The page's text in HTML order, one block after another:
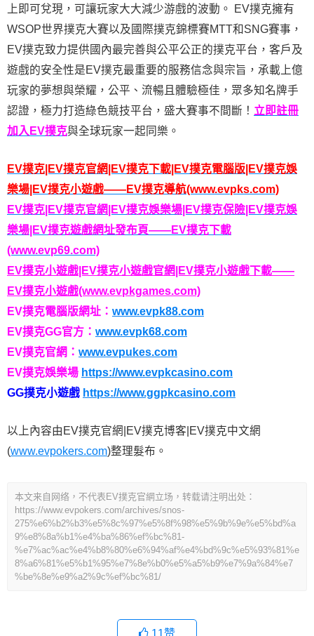
上即可兌現，可讓玩家大大減少游戲的波動。 EV撲克擁有
WSOP世界撲克大賽以及國際撲克錦標賽MTT和SNG賽事，
EV撲克致力提供國內最完善與公平公正的撲克平台，客戶及
遊戲的安全性是EV撲克最重要的服務信念與宗旨，承載上億
玩家的夢想與榮耀，公平、流暢且體驗極佳，眾多知名牌手
認證，極力打造綠色競技平台，盛大賽事不間斷！ 立即註冊
加入EV撲克與全球玩家一起同樂。
EV撲克|EV撲克官網|EV撲克下載|EV撲克電腦版|EV撲克娛
樂場|EV撲克小遊戲——EV撲克導航(www.evpks.com)
EV撲克|EV撲克官網|EV撲克娛樂場|EV撲克保險|EV撲克娛
樂場|EV撲克遊戲網址發布頁——EV撲克下載
(www.evp69.com)
EV撲克小遊戲|EV撲克小遊戲官網|EV撲克小遊戲下載——
EV撲克小遊戲(www.evpkgames.com)
EV撲克電腦版網址： www.evpk88.com
EV撲克GG官方： www.evpk68.com
EV撲克官網： www.evpukes.com
EV撲克娛樂場 https://www.evpkcasino.com
GG撲克小遊戲 https://www.ggpkcasino.com
以上內容由EV撲克官網|EV撲克博客|EV撲克中文網
(www.evpokers.com)整理髮布。
本文来自网络，不代表EV撲克官網立场，转载请注明出处：
https://www.evpokers.com/archives/snos-
275%e6%b2%b3%e5%8c%97%e5%8f%98%e5%9b%9e%e5%bd%a
9%e8%8a%b1%e4%ba%86%ef%bc%81-
%e7%ac%ac%e4%b8%80%e6%94%af%e4%bd%9c%e5%93%81%e
8%a6%81%e5%b1%95%e7%8e%b0%e5%a5%b9%e7%9a%84%e7
%be%8e%e9%a2%9c%ef%bc%81/
11 赞